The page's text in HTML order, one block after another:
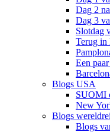
Dag 2
Dag 3
Slotdag
Terug in
Een
Blogs USA
SUOMI
New
Blogs
Blogs